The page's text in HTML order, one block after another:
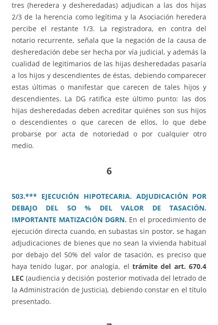
tres (heredera y desheredadas) adjudican a las dos hijas
2/3 de la herencia como legítima y la Asociación heredera
percibe el restante 1/3. La registradora, en contra del
notario recurrente, señala que la negación de la causa de
desheredación debe ser hecha por vía judicial, y además la
cualidad de legitimarios de las hijas desheredadas pasaría
a los hijos y descendientes de éstas, debiendo comparecer
estas últimas o manifestar que carecen de tales hijos y
descendientes. La DG ratifica este último punto: las dos
hijas desheredadas deben acreditar quiénes son sus hijos
o descendientes o que carecen de ellos, lo que debe
probarse por acta de notoriedad o por cualquier otro
medio.
6
503.*** EJECUCIÓN HIPOTECARIA. ADJUDICACIÓN POR
DEBAJO DEL 5O % DEL VALOR DE TASACIÓN.
IMPORTANTE MATIZACIÓN DGRN. En el procedimiento de
ejecución directa cuando, en subastas sin postor, se hagan
adjudicaciones de bienes que no sean la vivienda habitual
por debajo del 50% del valor de tasación, es preciso que
haya tenido lugar, por analogía, el trámite del art. 670.4
LEC (audiencia y decisión posterior motivada del letrado de
la Administración de Justicia), debiendo constar en el título
presentado.